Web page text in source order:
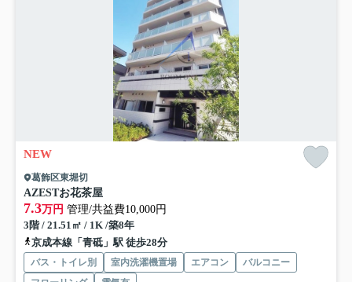
NEW
葛飾区東堀切
AZESTお花茶屋
7.3万円 管理/共益費10,000円
3階 / 21.51㎡ / 1K /築8年
京成本線「青砥」駅 徒歩28分
バス・トイレ別 室内洗濯機置場 エアコン
バルコニー